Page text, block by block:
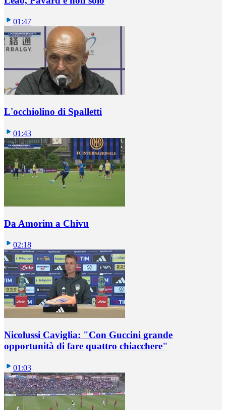
01:47
L'occhiolino di Spalletti
01:43
Da Amorim a Chivu
02:18
Nicolussi Caviglia: "Con Guccini grande
opportunità di fare quattro chiacchere"
01:03